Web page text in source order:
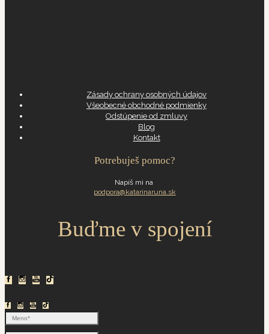
Zásady ochrany osobných údajov
Všeobecné obchodné podmienky
Odstúpenie od zmluvy
Blog
Kontakt
Potrebuješ pomoc?
Napíš mi na
podpora@katarinaruna.sk
Buďme v spojení